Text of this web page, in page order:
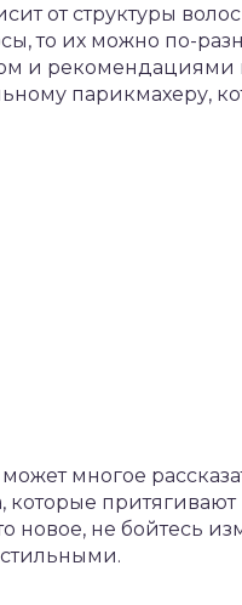
от структуры
то их можно по-
и рекомендациями
парикмахеру,
многое
которые
новое, не бойтесь
стильными.